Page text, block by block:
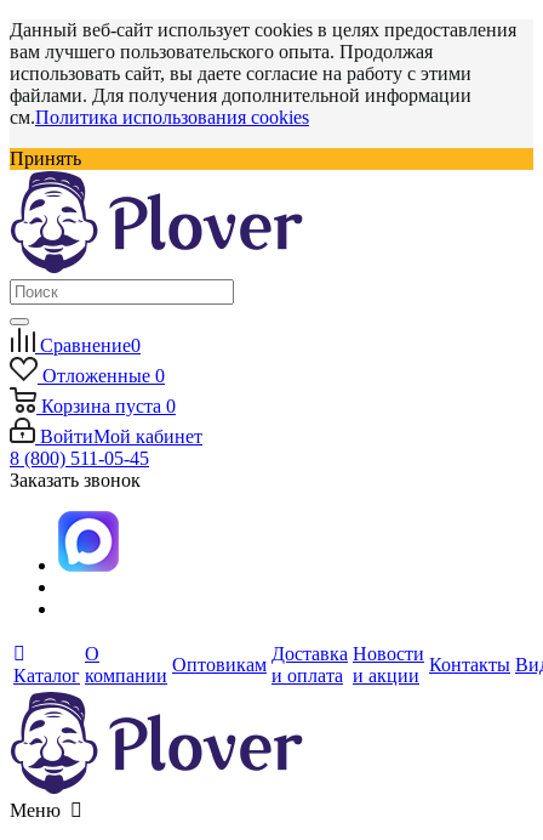
Данный веб-сайт использует cookies в целях предоставления
вам лучшего пользовательского опыта. Продолжая
использовать сайт, вы даете согласие на работу с этими
файлами. Для получения дополнительной информации
см.Политика использования cookies
Принять
Сравнение0
Отложенные 0
Корзина пуста 0
ВойтиМой кабинет
8 (800) 511-05-45
Заказать звонок
Каталог
О
компании
Оптовикам
Доставка
и оплата
Новости
и акции
Контакты
Меню